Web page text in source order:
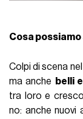
Cosa
Colpi di scena
ma anche
belli
tra loro e
no: anche nuovi